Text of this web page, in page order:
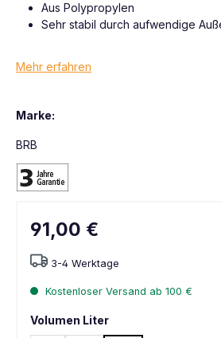
Aus Polypropylen
Sehr stabil durch aufwendige
Mehr erfahren
Marke:
BRB
91,00 €
3-4 Werktage
Kostenloser Versand ab 100 €
Volumen Liter